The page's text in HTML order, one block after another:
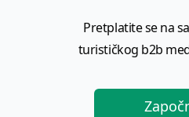
Pretplatite se na
turističkog b2b